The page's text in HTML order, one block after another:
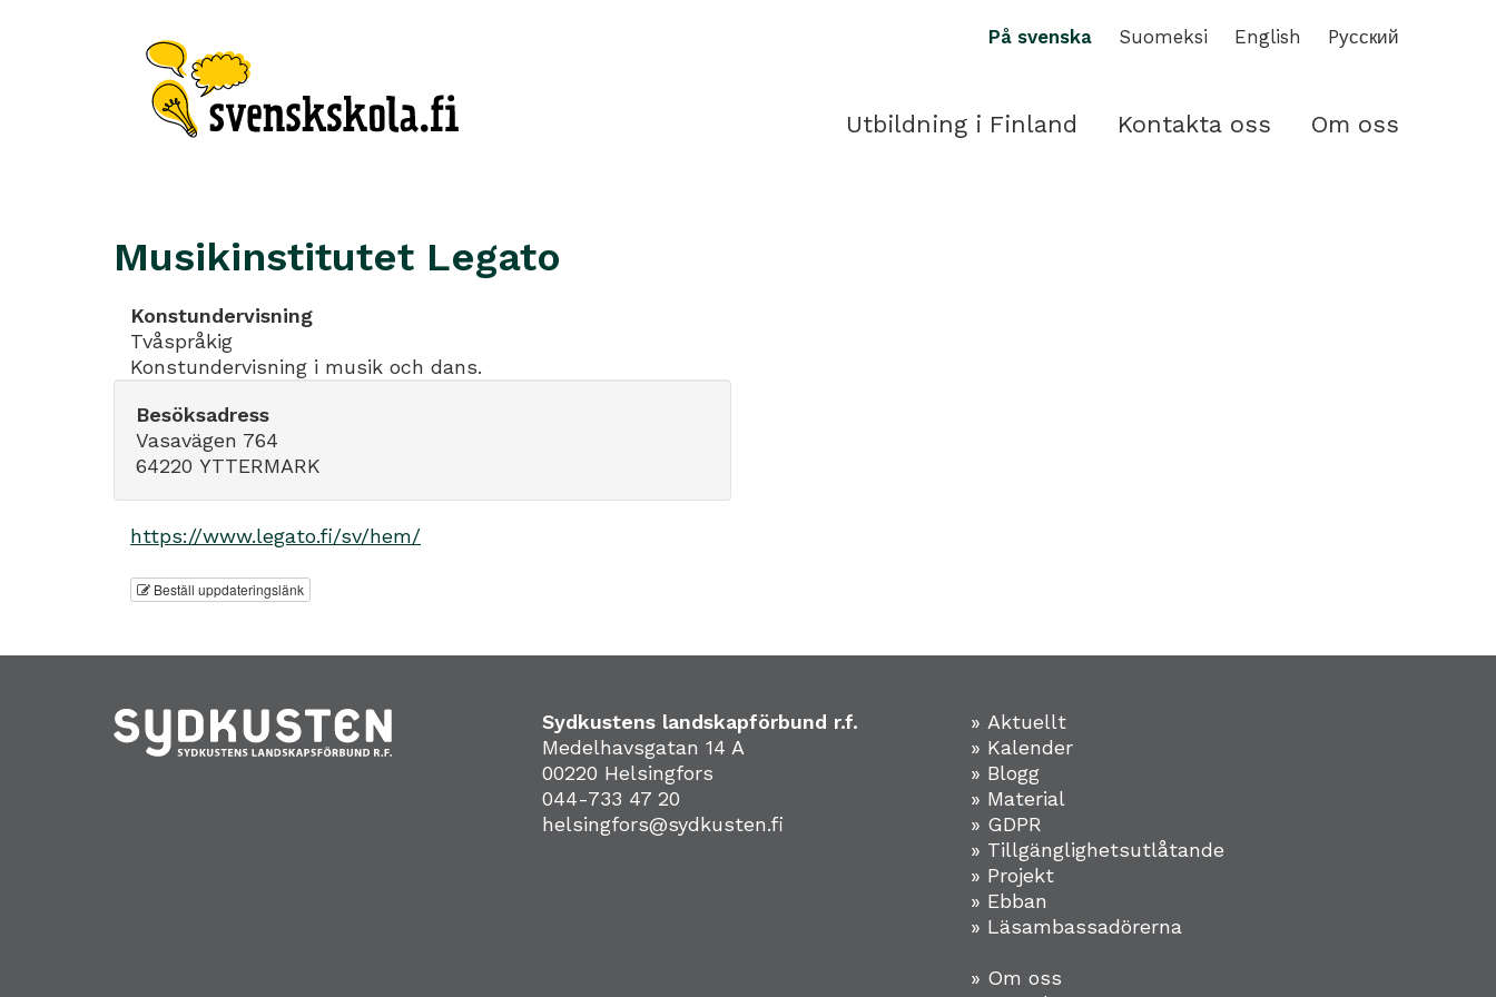
På svenska Suomeksi English Pусский
Utbildning i Finland Kontakta oss Om oss
Musikinstitutet Legato
Konstundervisning
Tvåspråkig
Konstundervisning i musik och dans.
Besöksadress
Vasavägen 764
64220 YTTERMARK
https://www.legato.fi/sv/hem/
Beställ uppdateringslänk
Sydkustens landskapförbund r.f.
Medelhavsgatan 14 A
00220 Helsingfors
044-733 47 20
helsingfors@sydkusten.fi
» Aktuellt
» Kalender
» Blogg
» Material
» GDPR
» Tillgänglighetsutlåtande
» Projekt
» Ebban
» Läsambassadörerna
» Om oss